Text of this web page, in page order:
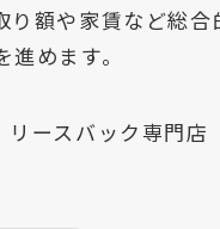
り額や家賃など総合
めます。
ースバック専門店